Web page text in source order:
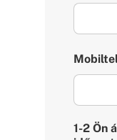
1-2 Ön